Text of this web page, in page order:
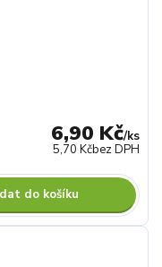
6,90 Kč/ks
5,70 Kčbez DPH
do košíku